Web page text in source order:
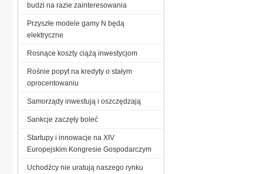
budzi na razie zainteresowania
Przyszłe modele gamy N będą
elektryczne
Rosnące koszty ciążą inwestycjom
Rośnie popyt na kredyty o stałym
oprocentowaniu
Samorządy inwestują i oszczędzają
Sankcje zaczęły boleć
Startupy i innowacje na XIV
Europejskim Kongresie Gospodarczym
Uchodźcy nie uratują naszego rynku